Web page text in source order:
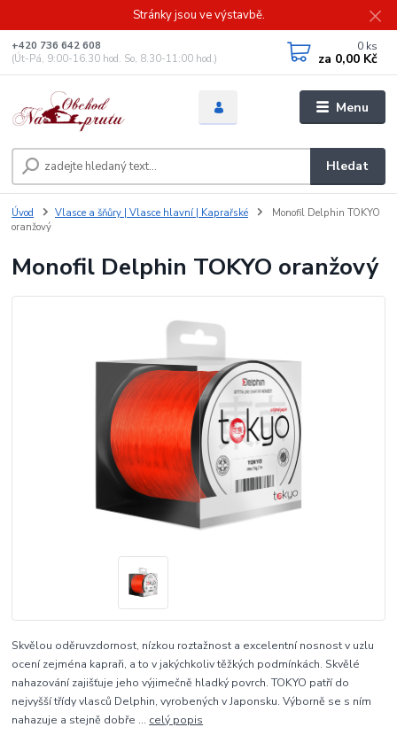
Stránky jsou ve výstavbě.
Menu
Hledat
+420 736 642 608
(Út-Pá, 9:00-16.30 hod. So, 8.30-11:00 hod.)
0 ks
za 0,00 Kč
Úvod Vlasce a šňůry | Vlasce hlavní | Kaprařské
Monofil Delphin TOKYO
oranžový
Monofil Delphin TOKYO oranžový
Skvělou oděruvzdornost, nízkou roztažnost a excelentní nosnost v uzlu
ocení zejména kapraři, a to v jakýchkoliv těžkých podmínkách. Skvělé
nahazování zajišťuje jeho výjimečně hladký povrch. TOKYO patří do
nejvyšší třídy vlasců Delphin, vyrobených v Japonsku. Výborně se s ním
nahazuje a stejně dobře ... celý popis